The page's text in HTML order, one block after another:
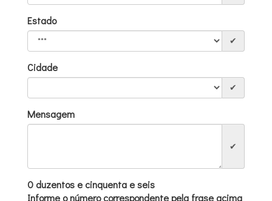
Estado
✔
Cidade
✔
Mensagem
✔
0 duzentos e cinquenta e seis
Informe o número correspondente pela frase acima